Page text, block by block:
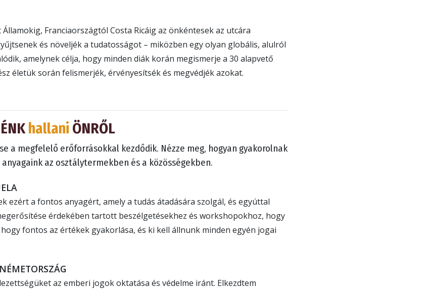
Franciaországtól Costa Ricáig az önkéntesek az utcára
és növeljék a tudatosságot – miközben egy olyan globális, alulról
amelynek célja, hogy minden diák korán megismerje a 30 alapvető
életük során felismerjék, érvényesítsék és megvédjék azokat.
hallani ÖNRŐL
a megfelelő erőforrásokkal kezdődik. Nézze meg, hogyan gyakorolnak
az osztálytermekben és a közösségekben.
ezért a fontos anyagért, amely a tudás átadására szolgál, és egyúttal
érdekében tartott beszélgetésekhez és workshopokhoz, hogy
fontos az értékek gyakorlása, és ki kell állnunk minden egyén jogai
az emberi jogok oktatása és védelme iránt. Elkezdtem